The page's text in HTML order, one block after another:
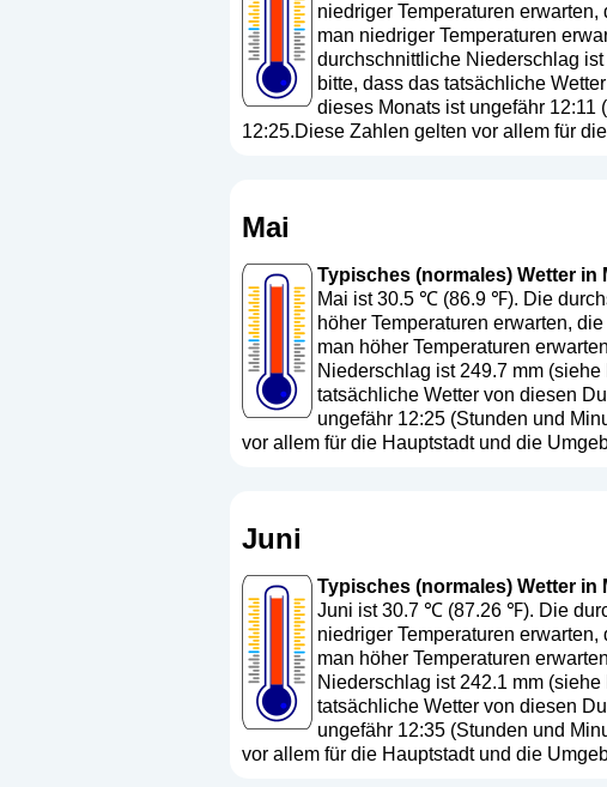
niedriger Temperaturen
man niedriger Temperaturen
durchschnittliche Niederschlag ist
bitte, dass das tatsächliche
dieses Monats ist ungefähr 12:11
12:25.Diese Zahlen gelten vor allem für
Mai
Typisches (normales) Wetter in
Mai ist 30.5 ℃ (86.9 ℉). Die
höher Temperaturen erwarten,
man höher Temperaturen
Niederschlag ist 249.7 mm (siehe
tatsächliche Wetter von diesen
ungefähr 12:25 (Stunden und
vor allem für die Hauptstadt und die
Juni
Typisches (normales) Wetter
Juni ist 30.7 ℃ (87.26 ℉). Die
niedriger Temperaturen
man höher Temperaturen
Niederschlag ist 242.1 mm (siehe
tatsächliche Wetter von diesen
ungefähr 12:35 (Stunden und
vor allem für die Hauptstadt und die